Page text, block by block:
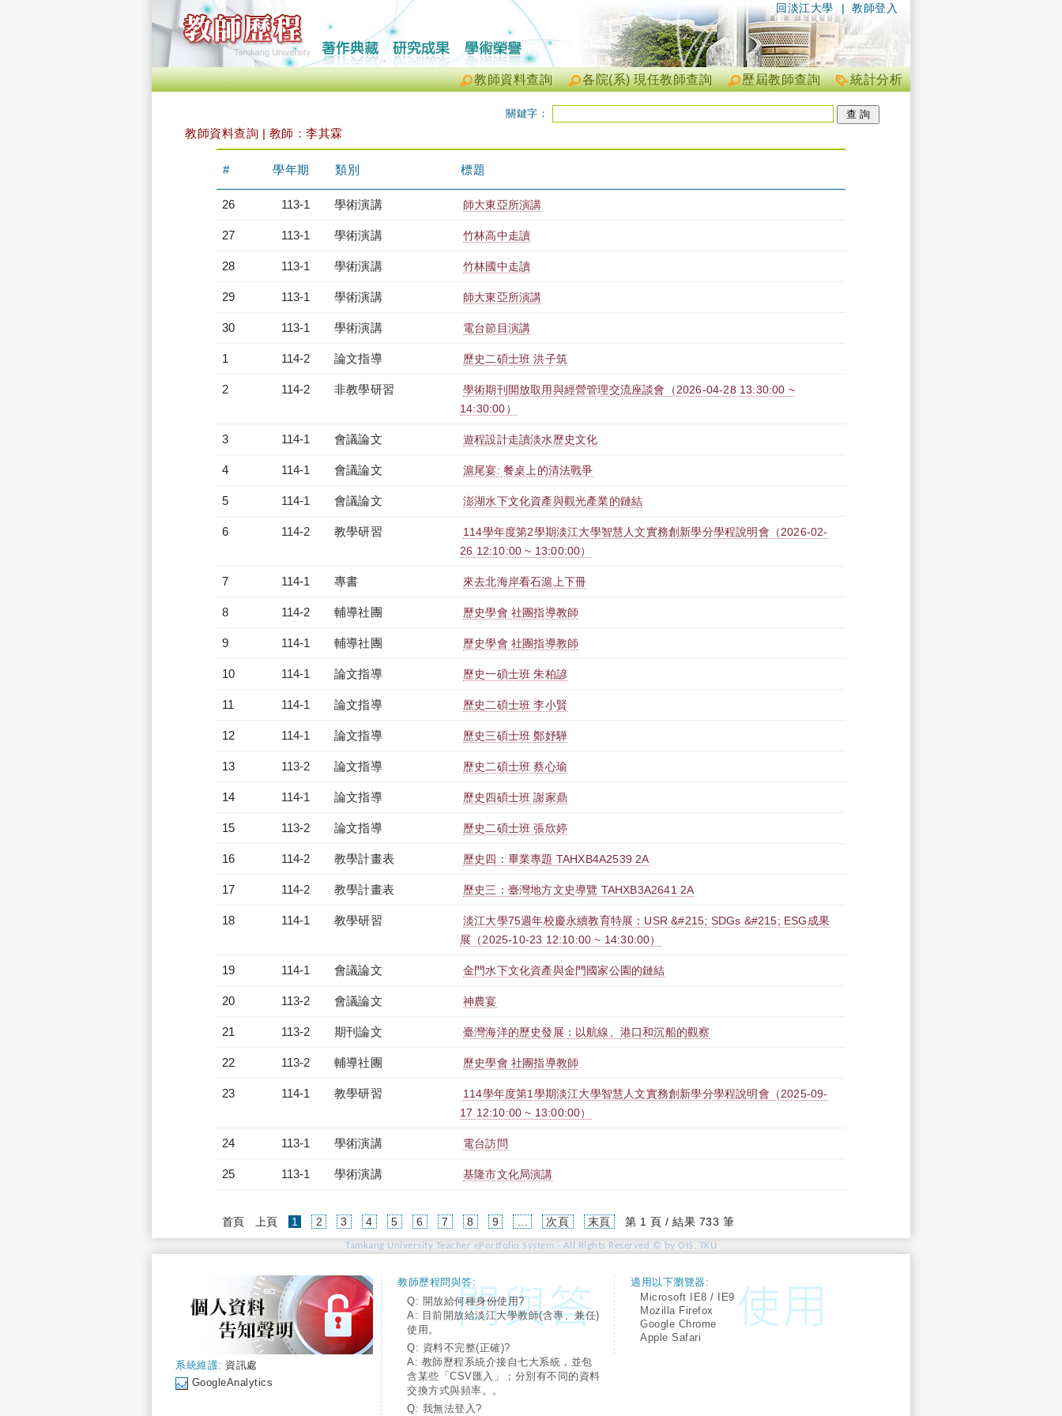
| 教師登入
回淡江大學
統計分析
歷屆教師查詢
各院(系) 現任教師查詢
教師資料查詢
關鍵字：
教師資料查詢 | 教師：李其霖
# 學年期 類別 標題
26 113-1 學術演講 師大東亞所演講
27 113-1 學術演講 竹林高中走讀
28 113-1 學術演講 竹林國中走讀
29 113-1 學術演講 師大東亞所演講
30 113-1 學術演講 電台節目演講
1 114-2 論文指導 歷史二碩士班 洪子筑
2 114-2 非教學研習
學術期刊開放取用與經營管理交流座談會（2026-04-28 13:30:00 ~
14:30:00）
3 114-1 會議論文 遊程設計走讀淡水歷史文化
4 114-1 會議論文 滬尾宴: 餐桌上的清法戰爭
5 114-1 會議論文 澎湖水下文化資產與觀光產業的鏈結
6 114-2 教學研習
114學年度第2學期淡江大學智慧人文實務創新學分學程說明會（2026-02-
26 12:10:00 ~ 13:00:00）
7 114-1 專書 來去北海岸看石滬上下冊
8 114-2 輔導社團 歷史學會 社團指導教師
9 114-1 輔導社團 歷史學會 社團指導教師
10 114-1 論文指導 歷史一碩士班 朱柏諺
11 114-1 論文指導 歷史二碩士班 李小賢
12 114-1 論文指導 歷史三碩士班 鄭妤驊
13 113-2 論文指導 歷史二碩士班 蔡心瑜
14 114-1 論文指導 歷史四碩士班 謝家鼎
15 113-2 論文指導 歷史二碩士班 張欣婷
16 114-2 教學計畫表 歷史四：畢業專題 TAHXB4A2539 2A
17 114-2 教學計畫表 歷史三：臺灣地方文史導覽 TAHXB3A2641 2A
18 114-1 教學研習
淡江大學75週年校慶永續教育特展：USR &#215; SDGs &#215; ESG成果
展（2025-10-23 12:10:00 ~ 14:30:00）
19 114-1 會議論文 金門水下文化資產與金門國家公園的鏈結
20 113-2 會議論文 神農宴
21 113-2 期刊論文 臺灣海洋的歷史發展：以航線、港口和沉船的觀察
22 113-2 輔導社團 歷史學會 社團指導教師
23 114-1 教學研習
114學年度第1學期淡江大學智慧人文實務創新學分學程說明會（2025-09-
17 12:10:00 ~ 13:00:00）
24 113-1 學術演講 電台訪問
25 113-1 學術演講 基隆市文化局演講
首頁 上頁 1 (current)
2 3 4 5 6 7 8 9 次頁 末頁 第 1 頁 / 結果 733 筆
Tamkang University Teacher ePortfolio System - All Rights Reserved © by OIS, TKU
系統維護: 資訊處
GoogleAnalytics
教師歷程問與答:
Q: 開放給何種身份使用?
A: 目前開放給淡江大學教師(含專、兼任)
使用。
Q: 資料不完整(正確)?
A: 教師歷程系統介接自七大系統，並包
含某些「CSV匯入」；分別有不同的資料
交換方式與頻率。。
Q: 我無法登入?
適用以下瀏覽器:
Microsoft IE8 / IE9
Mozilla Firefox
Google Chrome
Apple Safari